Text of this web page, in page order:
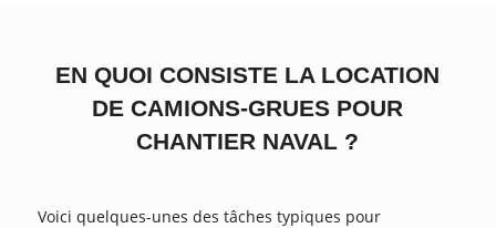
EN QUOI CONSISTE LA LOCATION
DE CAMIONS-GRUES POUR
CHANTIER NAVAL ?
Voici quelques-unes des tâches typiques pour